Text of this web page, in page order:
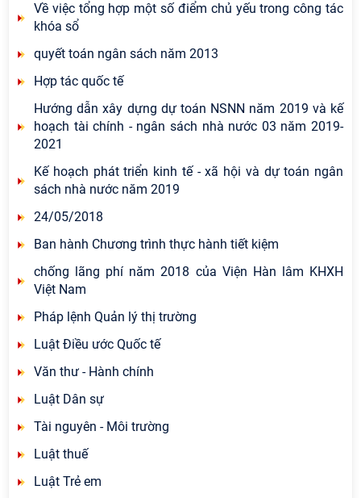
Về việc tổng hợp một số điểm chủ yếu trong công tác
khóa sổ
quyết toán ngân sách năm 2013
Hợp tác quốc tế
Hướng dẫn xây dựng dự toán NSNN năm 2019 và kế
hoạch tài chính - ngân sách nhà nước 03 năm 2019-
2021
Kế hoạch phát triển kinh tế - xã hội và dự toán ngân
sách nhà nước năm 2019
24/05/2018
Ban hành Chương trình thực hành tiết kiệm
chống lãng phí năm 2018 của Viện Hàn lâm KHXH
Việt Nam
Pháp lệnh Quản lý thị trường
Luật Điều ước Quốc tế
Văn thư - Hành chính
Luật Dân sự
Tài nguyên - Môi trường
Luật thuế
Luật Trẻ em